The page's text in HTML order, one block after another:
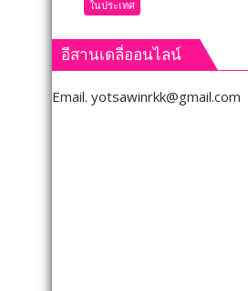
เชิดชู
264
กำนัน
บ้าน
ในประเทศ
อีสานเดลี่ออนไลน์
Email. yotsawinrkk@gmail.com